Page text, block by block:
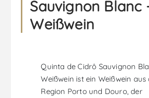
Sauvignon Blanc
Weißwein
Quinta de Cidrô Sauvignon
Weißwein ist ein Weißwein aus
Region Porto und Douro, der